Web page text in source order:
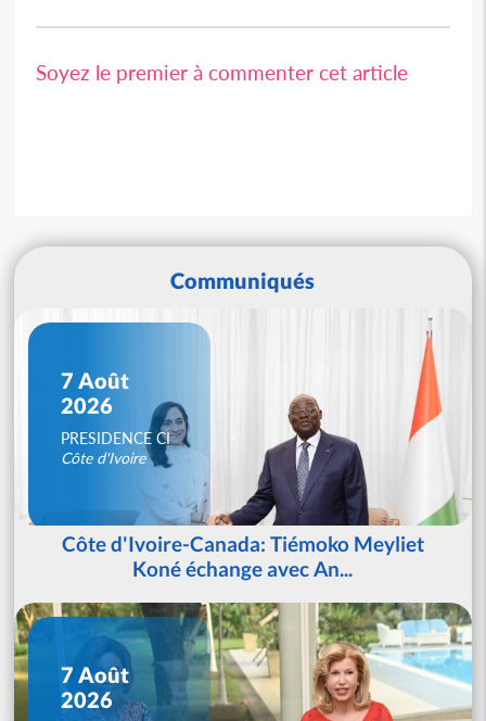
Soyez le premier à commenter cet article
Communiqués
7 Août
2026
PRESIDENCE CI
Côte d'Ivoire
Côte d'Ivoire-Canada: Tiémoko Meyliet
Koné échange avec An...
7 Août
2026